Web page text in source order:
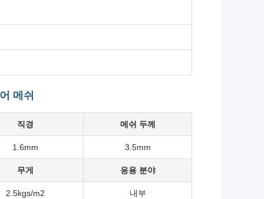
메쉬
직경 메쉬 두께
1.6mm 3.5mm
무게 응용 분야
2.5kgs/m2 내부